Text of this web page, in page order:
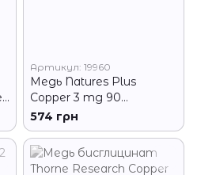
Артикул: 19960
Медь Natures Plus
Copper 3 mg 90
таблеток
574 грн